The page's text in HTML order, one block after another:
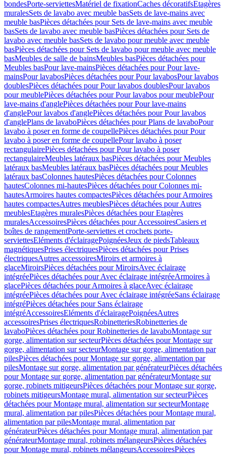
bondesPorte-serviettesMatériel de fixationCaches décoratifsEtagères
muralesSets de lavabo avec meuble basSets de lave-mains avec
meuble basPièces détachées pour Sets de lave-mains avec meuble
basSets de lavabo avec meuble basPièces détachées pour Sets de
lavabo avec meuble basSets de lavabo pour meuble avec meuble
basPièces détachées pour Sets de lavabo pour meuble avec meuble
basMeubles de salle de bainsMeubles basPièces détachées pour
Meubles basPour lave-mainsPièces détachées pour Pour lave-
mainsPour lavabosPièces détachées pour Pour lavabosPour lavabos
doublesPièces détachées pour Pour lavabos doublesPour lavabos
pour meublePièces détachées pour Pour lavabos pour meublePour
lave-mains d'anglePièces détachées pour Pour lave-mains
d'anglePour lavabos d'anglePièces détachées pour Pour lavabos
d'anglePlans de lavaboPièces détachées pour Plans de lavaboPour
lavabo à poser en forme de coupellePièces détachées pour Pour
lavabo à poser en forme de coupellePour lavabo à poser
rectangulairePièces détachées pour Pour lavabo à poser
rectangulaireMeubles latéraux basPièces détachées pour Meubles
latéraux basMeubles latéraux basPièces détachées pour Meubles
latéraux basColonnes hautesPièces détachées pour Colonnes
hautesColonnes mi-hautesPièces détachées pour Colonnes mi-
hautesArmoires hautes compactesPièces détachées pour Armoires
hautes compactesAutres meublesPièces détachées pour Autres
meublesEtagères muralesPièces détachées pour Etagères
muralesAccessoiresPièces détachées pour AccessoiresCasiers et
boîtes de rangementPorte-serviettes et crochets porte-
serviettesEléments d'éclairagePoignéesJeux de piedsTableaux
magnétiquesPrises électriquesPièces détachées pour Prises
électriquesAutres accessoiresMiroirs et armoires à
glaceMiroirsPièces détachées pour MiroirsAvec éclairage
intégréePièces détachées pour Avec éclairage intégréeArmoires à
glacePièces détachées pour Armoires à glaceAvec éclairage
intégréePièces détachées pour Avec éclairage intégréeSans éclairage
intégréPièces détachées pour Sans éclairage
intégréAccessoiresEléments d'éclairagePoignéesAutres
accessoiresPrises électriquesRobinetteriesRobinetteries de
lavaboPièces détachées pour Robinetteries de lavaboMontage sur
gorge, alimentation sur secteurPièces détachées pour Montage sur
gorge, alimentation sur secteurMontage sur gorge, alimentation par
pilesPièces détachées pour Montage sur gorge, alimentation par
pilesMontage sur gorge, alimentation par générateurPièces détachées
pour Montage sur gorge, alimentation par générateurMontage sur
gorge, robinets mitigeursPièces détachées pour Montage sur gorge,
robinets mitigeursMontage mural, alimentation sur secteurPièces
détachées pour Montage mural, alimentation sur secteurMontage
mural, alimentation par pilesPièces détachées pour Montage mural,
alimentation par pilesMontage mural, alimentation par
générateurPièces détachées pour Montage mural, alimentation par
générateurMontage mural, robinets mélangeursPièces détachées
pour Montage mural, robinets mélangeursAccessoiresPièces